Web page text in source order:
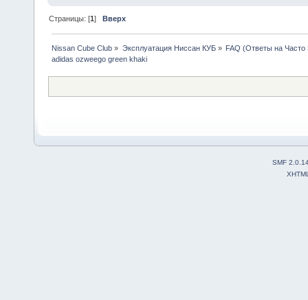
Страницы: [1] Вверх
Nissan Cube Club » Эксплуатация Ниссан КУБ» FAQ (Ответы на
adidas ozweego green khaki
SMF